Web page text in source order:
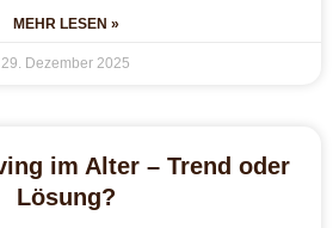
MEHR LESEN »
29. Dezember 2025
im Alter – Trend oder
Lösung?